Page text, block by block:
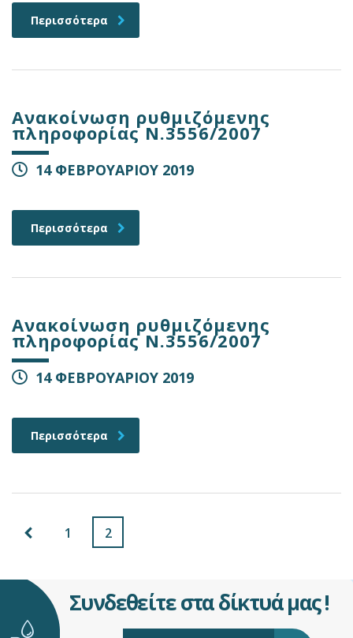
Περισσότερα
Ανακοίνωση ρυθμιζόμενης
πληροφορίας Ν.3556/2007
14 ΦΕΒΡΟΥΑΡΙΟΥ 2019
Περισσότερα
Ανακοίνωση ρυθμιζόμενης
πληροφορίας Ν.3556/2007
14 ΦΕΒΡΟΥΑΡΙΟΥ 2019
Περισσότερα
1 2
Συνδεθείτε στα δίκτυά μας !